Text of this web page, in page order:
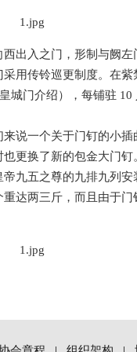
出入之门，形制与阙
用传铃巡更制度。在紫
城门介绍），每铺驻
说一个关于门钉的小插
更换了新的包金大门
九五之尊的九排九列安
达两三斤，而且由于